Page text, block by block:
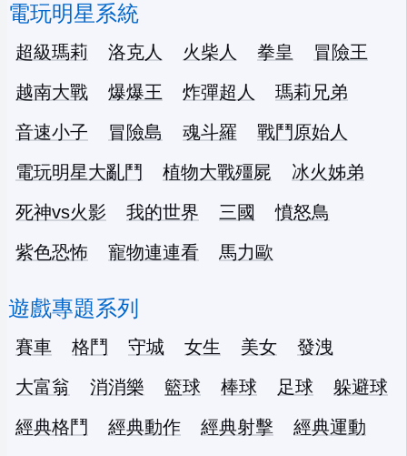
電玩明星系統
超級瑪莉 洛克人 火柴人 拳皇
冒險王
越南大戰
爆爆王 炸彈超人
瑪莉兄弟
音速小子
冒險島 魂斗羅
戰鬥原始人
電玩明星大亂鬥
植物大戰殭屍
冰火姊弟
死神vs火影
我的世界 三國
憤怒鳥
紫色恐怖
寵物連連看 馬力歐
遊戲專題系列
賽車 格鬥 守城 女生 美女
發洩
大富翁
消消樂 籃球 棒球 足球
躲避球
經典格鬥
經典動作 經典射擊
經典運動